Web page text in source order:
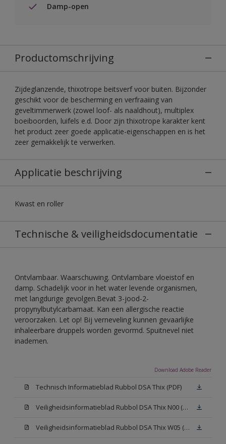
Damp-open
Productomschrijving
Zijdeglanzende, thixotrope beitsverf voor buiten. Bijzonder
geschikt voor de bescherming en verfraaiing van
geveltimmerwerk (zowel loof- als naaldhout), multiplex
boeiboorden, luifels e.d. Door zijn thixotrope karakter kent
het product zeer goede applicatie-eigenschappen en is het
zeer gemakkelijk te verwerken.
Applicatie beschrijving
Kwast en roller
Technische & veiligheidsdocumentatie
Ontvlambaar. Waarschuwing. Ontvlambare vloeistof en
damp. Schadelijk voor in het water levende organismen,
met langdurige gevolgen.Bevat 3-jood-2-
propynylbutylcarbamaat. Kan een allergische reactie
veroorzaken. Let op! Bij verneveling kunnen gevaarlijke
inhaleerbare druppels worden gevormd. Spuitnevel niet
inademen.
Download Adobe Reader
Technisch Informatieblad Rubbol DSA Thix (PDF)
Veiligheidsinformatieblad Rubbol DSA Thix N00 (MSDS)
Veiligheidsinformatieblad Rubbol DSA Thix W05 (MSDS)